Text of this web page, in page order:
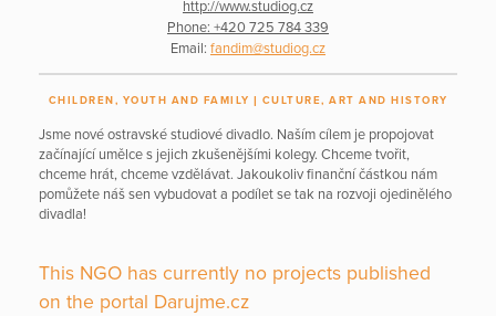
http://www.studiog.cz
Phone: +420 725 784 339
Email: fandim@studiog.cz
CHILDREN, YOUTH AND FAMILY CULTURE, ART AND HISTORY
Jsme nové ostravské studiové divadlo. Naším cílem je propojovat
začínající umělce s jejich zkušenějšími kolegy. Chceme tvořit,
chceme hrát, chceme vzdělávat. Jakoukoliv finanční částkou nám
pomůžete náš sen vybudovat a podílet se tak na rozvoji ojedinělého
divadla!
This NGO has currently no projects published
on the portal Darujme.cz